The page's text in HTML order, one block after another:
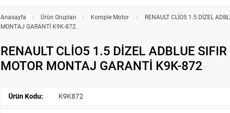
Anasayfa Ürün Grupları Komple Motor
RENAULT CLİO5 1.5 DİZEL
MONTAJ GARANTİ K9K-872
RENAULT CLİO5 1.5 DİZEL ADBLUE
MOTOR MONTAJ GARANTİ K9K-872
Ürün Kodu: K9K872